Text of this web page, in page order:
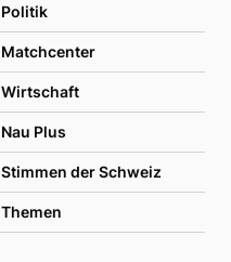
Politik
Matchcenter
Wirtschaft
Nau Plus
Stimmen der Schweiz
Themen